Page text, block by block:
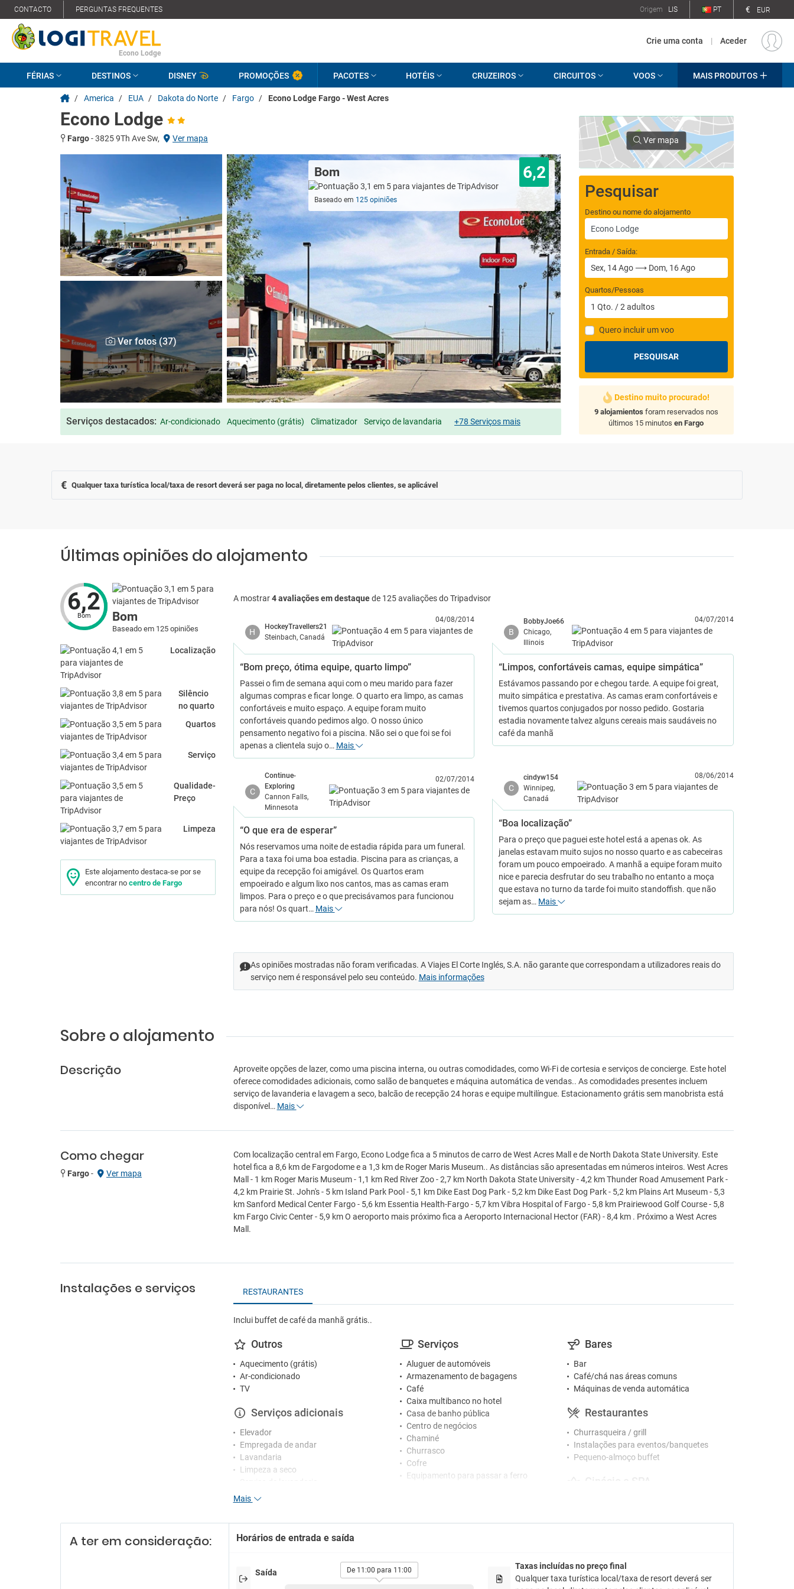
CONTACTO PERGUNTAS FREQUENTES Origem LIS PT € EUR
Econo Lodge
Crie uma conta | Aceder
FÉRIAS DESTINOS DISNEY PROMOÇÕES PACOTES HOTÉIS CRUZEIROS CIRCUITOS VOOS MAIS PRODUTOS
/ America / EUA / Dakota do Norte / Fargo / Econo Lodge Fargo - West Acres
Econo Lodge
Fargo-3825 9Th Ave Sw, Ver mapa
Ver fotos (37)
Bom 6,2
Baseado em 125 opiniões
Serviços destacados: Ar-condicionado Aquecimento (grátis) Climatizador Serviço de lavandaria +78 Serviços mais
Ver mapa
Pesquisar
Destino ou nome do alojamento
Entrada / Saída:
Quartos/Pessoas
1 Qto. /2 adultos
Quero incluir um voo
PESQUISAR
Destino muito procurado!
9 alojamientos foram reservados nos
últimos 15 minutosen Fargo
€ Qualquer taxa turística local/taxa de resort deverá ser paga no local, diretamente pelos clientes, se aplicável
Últimas opiniões do alojamento
6,2
Bom Bom
Baseado em 125 opiniões
Localização
Silêncio
no quarto
Quartos
Serviço
Qualidade-
Preço
Limpeza
Este alojamento destaca-se por se
encontrar no centro de Fargo
A mostrar4 avaliações em destaquede 125 avaliações do Tripadvisor
H
HockeyTravellers21
Steinbach, Canadá
04/08/2014
“Bom preço, ótima equipe, quarto limpo”
Passei o fim de semana aqui com o meu marido para fazer
algumas compras e ficar longe. O quarto era limpo, as camas
confortáveis e muito espaço. A equipe foram muito
confortáveis quando pedimos algo. O nosso único
pensamento negativo foi a piscina. Não sei o que foi se foi
apenas a clientela sujo o… Mais
B
BobbyJoe66
Chicago,
Illinois
04/07/2014
“Limpos, confortáveis camas, equipe simpática”
Estávamos passando por e chegou tarde. A equipe foi great,
muito simpática e prestativa. As camas eram confortáveis e
tivemos quartos conjugados por nosso pedido. Gostaria
estadia novamente talvez alguns cereais mais saudáveis no
café da manhã
C
Continue-
Exploring
Cannon Falls,
Minnesota
02/07/2014
“O que era de esperar”
Nós reservamos uma noite de estadia rápida para um funeral.
Para a taxa foi uma boa estadia. Piscina para as crianças, a
equipe da recepção foi amigável. Os Quartos eram
empoeirado e algum lixo nos cantos, mas as camas eram
limpos. Para o preço e o que precisávamos para funcionou
para nós! Os quart… Mais
C
cindyw154
Winnipeg,
Canadá
08/06/2014
“Boa localização”
Para o preço que paguei este hotel está a apenas ok. As
janelas estavam muito sujos no nosso quarto e as cabeceiras
foram um pouco empoeirado. A manhã a equipe foram muito
nice e parecia desfrutar do seu trabalho no entanto a moça
que estava no turno da tarde foi muito standoffish. que não
sejam as… Mais
As opiniões mostradas não foram verificadas. A Viajes El Corte Inglés, S.A. não garante que correspondam a utilizadores reais do
serviço nem é responsável pelo seu conteúdo. Mais informações
Sobre o alojamento
Descrição
Aproveite opções de lazer, como uma piscina interna, ou outras comodidades, como Wi-Fi de cortesia e serviços de concierge. Este hotel
oferece comodidades adicionais, como salão de banquetes e máquina automática de vendas.. As comodidades presentes incluem
serviço de lavanderia e lavagem a seco, balcão de recepção 24 horas e equipe multilíngue. Estacionamento grátis sem manobrista está
disponível… Mais
Como chegar
Fargo- Ver mapa
Com localização central em Fargo, Econo Lodge fica a 5 minutos de carro de West Acres Mall e de North Dakota State University. Este
hotel fica a 8,6 km de Fargodome e a 1,3 km de Roger Maris Museum.. As distâncias são apresentadas em números inteiros. West Acres
Mall - 1 km Roger Maris Museum - 1,1 km Red River Zoo - 2,7 km North Dakota State University - 4,2 km Thunder Road Amusement Park -
4,2 km Prairie St. John's - 5 km Island Park Pool - 5,1 km Dike East Dog Park - 5,2 km Dike East Dog Park - 5,2 km Plains Art Museum - 5,3
km Sanford Medical Center Fargo - 5,6 km Essentia Health-Fargo - 5,7 km Vibra Hospital of Fargo - 5,8 km Prairiewood Golf Course - 5,8
km Fargo Civic Center - 5,9 km O aeroporto mais próximo fica a Aeroporto Internacional Hector (FAR) - 8,4 km . Próximo a West Acres
Mall.
Instalações e serviços RESTAURANTES
Inclui buffet de café da manhã grátis..
Outros
Aquecimento (grátis)
Ar-condicionado
TV
Serviços adicionais
Elevador
Empregada de andar
Lavandaria
Limpeza a seco
Receção
Funcionários que falam vários idiomas
Receção 24 horas
Serviço de costura na receção
Serviços
Aluguer de automóveis
Armazenamento de bagagens
Café
Caixa multibanco no hotel
Casa de banho pública
Centro de negócios
Chaminé
Churrasco
Cofre
Equipamento para passar a ferro
Lojas
Máquinas de vending
Piscina climatizada
Bares
Bar
Café/chá nas áreas comuns
Máquinas de venda automática
Restaurantes
Churrasqueira / grill
Instalações para eventos/banquetes
Pequeno-almoço buffet
Jacuzzi
Atividades
Mais
A ter em consideração: Horários de entrada e saída
Saída De 11:00 para 11:00
Taxas incluídas no preço final
Qualquer taxa turística local/taxa de resort deverá ser